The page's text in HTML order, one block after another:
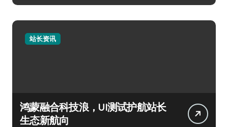
站长资讯
鸿蒙融合科技浪，UI测试护航站长
生态新航向